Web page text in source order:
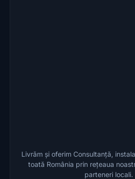
Livrăm și oferim Consultanță,
toată România prin rețeaua
parteneri locali.